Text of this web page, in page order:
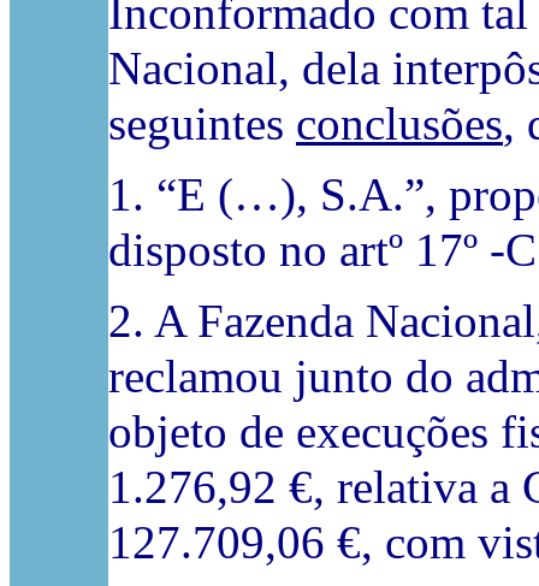
Inconformado com tal
Nacional, dela
seguintes conclusões,
1. “E (…), S.A.”,
disposto no artº 17º -
2. A Fazenda
reclamou junto do
objeto de execuções
1.276,92 €, relativa a
127.709,06 €, com